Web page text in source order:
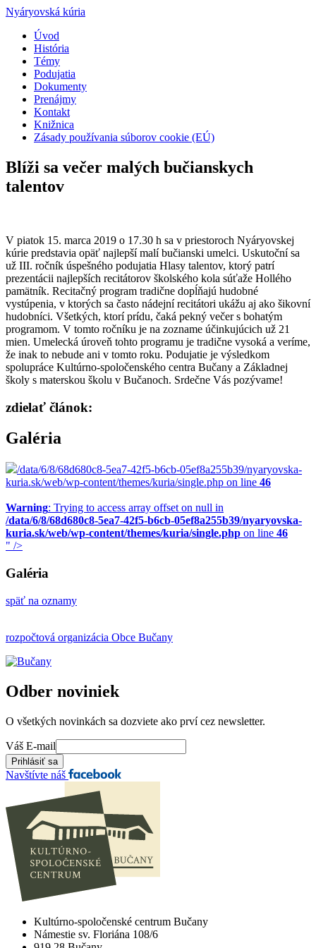
Nyáryovská kúria
Úvod
História
Témy
Podujatia
Dokumenty
Prenájmy
Kontakt
Knižnica
Zásady používania súborov cookie (EÚ)
Blíži sa večer malých bučianskych
talentov
V piatok 15. marca 2019 o 17.30 h sa v priestoroch Nyáryovskej
kúrie predstavia opäť najlepší malí bučianski umelci. Uskutoční sa
už III. ročník úspešného podujatia Hlasy talentov, ktorý patrí
prezentácii najlepších recitátorov školského kola súťaže Hollého
pamätník. Recitačný program tradične dopĺňajú hudobné
vystúpenia, v ktorých sa často nádejní recitátori ukážu aj ako šikovní
hudobníci. Všetkých, ktorí prídu, čaká pekný večer s bohatým
programom. V tomto ročníku je na zozname účinkujúcich už 21
mien. Umelecká úroveň tohto programu je tradične vysoká a veríme,
že inak to nebude ani v tomto roku. Podujatie je výsledkom
spolupráce Kultúrno-spoločenského centra Bučany a Základnej
školy s materskou školu v Bučanoch. Srdečne Vás pozývame!
zdielať článok:
Galéria
/data/6/8/68d680c8-5ea7-42f5-b6cb-05ef8a255b39/nyaryovska-
kuria.sk/web/wp-content/themes/kuria/single.php on line 46
Warning: Trying to access array offset on null in
/data/6/8/68d680c8-5ea7-42f5-b6cb-05ef8a255b39/nyaryovska-
kuria.sk/web/wp-content/themes/kuria/single.php on line 46
" />
Galéria
späť na oznamy
rozpočtová organizácia Obce Bučany
Odber noviniek
O všetkých novinkách sa dozviete ako prví cez newsletter.
Váš E-mail
Navštívte náš
Kultúrno-spoločenské centrum Bučany
Námestie sv. Floriána 108/6